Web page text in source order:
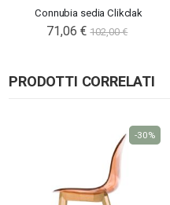
Connubia sedia Clikclak
71,06 € 102,00 €
PRODOTTI CORRELATI
-30%